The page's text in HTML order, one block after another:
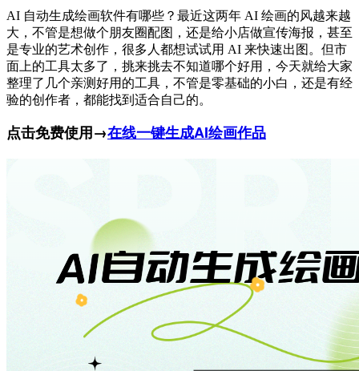
AI 自动生成绘画软件有哪些？最近这两年 AI 绘画的风越来越
大，不管是想做个朋友圈配图，还是给小店做宣传海报，甚至
是专业的艺术创作，很多人都想试试用 AI 来快速出图。但市
面上的工具太多了，挑来挑去不知道哪个好用，今天就给大家
整理了几个亲测好用的工具，不管是零基础的小白，还是有经
验的创作者，都能找到适合自己的。
点击免费使用→在线一键生成AI绘画作品